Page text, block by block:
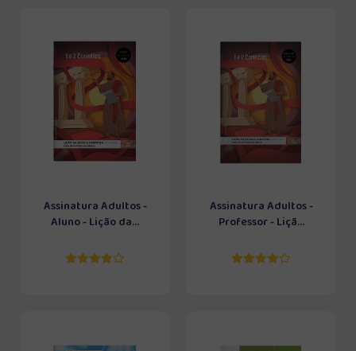
Assinatura Adultos -
Aluno - Lição da...
Assinatura Adultos -
Professor - Liçã...